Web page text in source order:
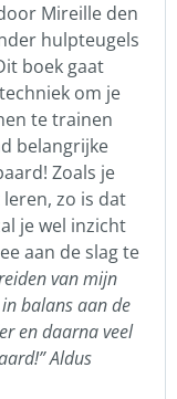
Mireille den
hulpteugels
boek gaat
om je
te trainen
belangrijke
Zoals je
zo is dat
je wel inzicht
aan de slag te
van mijn
balans aan de
en daarna veel
Aldus